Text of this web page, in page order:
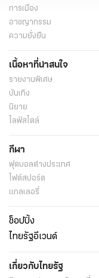
การเมือง
อาชญากรรม
ความยั่งยืน
เนื้อหาที่น่าสนใจ
รายงานพิเศษ
บันเทิง
นิยาย
ไลฟ์สไตล์
กีฬา
ฟุตบอลต่่างประเทศ
ไฟต์สปอร์ต
แกลเลอรี่
ช็อปปิ้ง
ไทยรัฐอีเวนต์
เกี่ยวกับไทยรัฐ